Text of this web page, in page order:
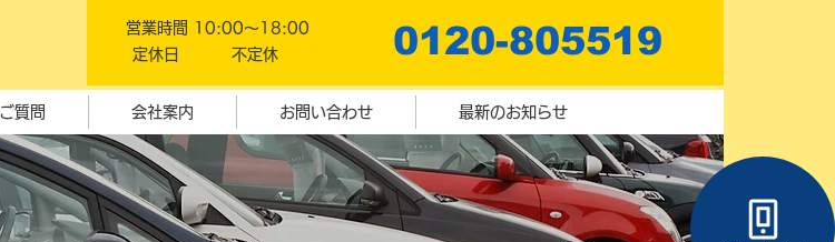
営業時間 10:00～18:00
定休日 不定休
0120-805519
質問 会社案内 お問い合わせ 最新のお知らせ